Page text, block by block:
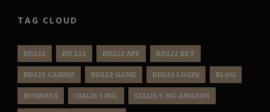
TAG CLOUD
BD222 BD 222 BD222 APP BD222 BET
BD222 CASINO BD222 GAME BD222 LOGIN BLOG
BUSINESS CIALIS 5 MG. CIALIS 5 MG AMAZON